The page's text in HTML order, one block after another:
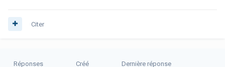
Citer
Réponses Créé Dernière réponse